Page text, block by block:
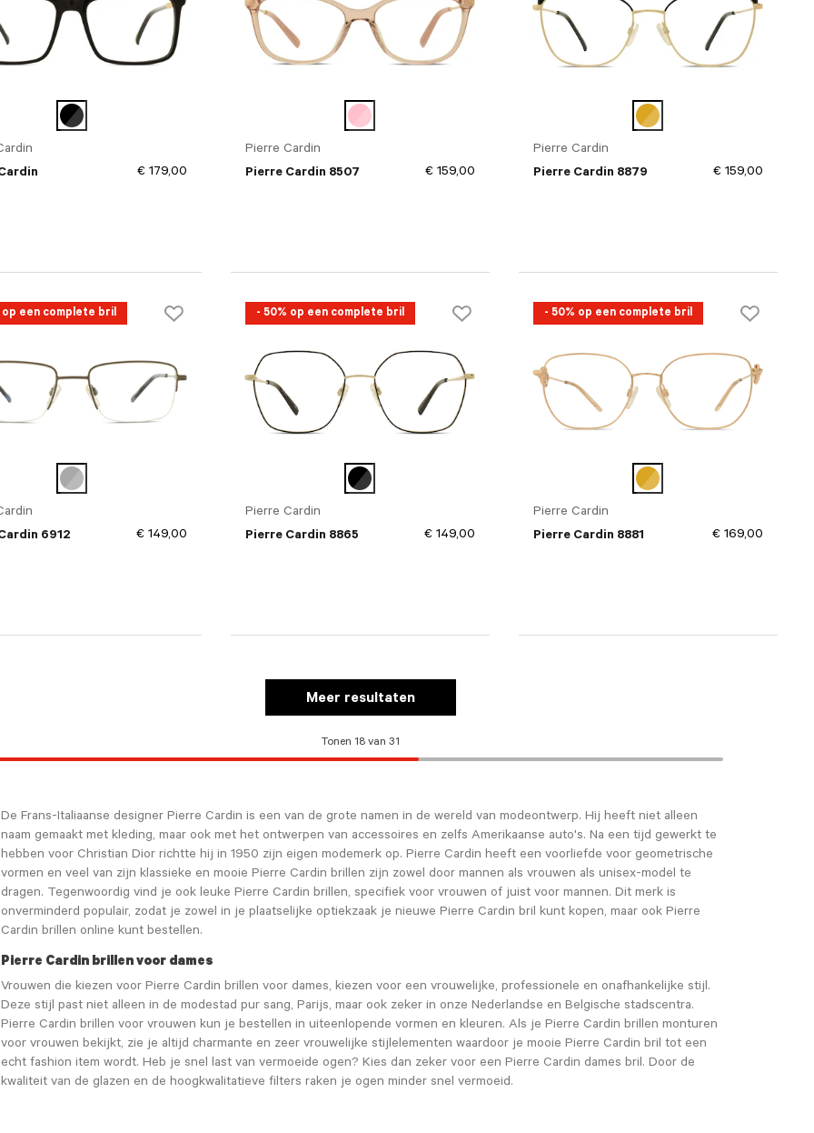
€ 179,00
Pierre Cardin
Pierre Cardin 8507
€ 159,00
Pierre Cardin
Pierre Cardin 8879
€ 159,00
op een complete bril
6912
€ 149,00
- 50% op een complete bril
Pierre Cardin
Pierre Cardin 8865
€ 149,00
- 50% op een complete bril
Pierre Cardin
Pierre Cardin 8881
€ 169,00
Meer resultaten
Tonen 18 van 31
De Frans-Italiaanse designer Pierre Cardin is een van de grote namen in de wereld van modeontwerp. Hij heeft niet alleen
naam gemaakt met kleding, maar ook met het ontwerpen van accessoires en zelfs Amerikaanse auto's. Na een tijd gewerkt te
hebben voor Christian Dior richtte hij in 1950 zijn eigen modemerk op. Pierre Cardin heeft een voorliefde voor geometrische
vormen en veel van zijn klassieke en mooie Pierre Cardin brillen zijn zowel door mannen als vrouwen als unisex-model te
dragen. Tegenwoordig vind je ook leuke Pierre Cardin brillen, specifiek voor vrouwen of juist voor mannen. Dit merk is
onverminderd populair, zodat je zowel in je plaatselijke optiekzaak je nieuwe Pierre Cardin bril kunt kopen, maar ook Pierre
Cardin brillen online kunt bestellen.
Pierre Cardin brillen voor dames
Vrouwen die kiezen voor Pierre Cardin brillen voor dames, kiezen voor een vrouwelijke, professionele en onafhankelijke stijl.
Deze stijl past niet alleen in de modestad pur sang, Parijs, maar ook zeker in onze Nederlandse en Belgische stadscentra.
Pierre Cardin brillen voor vrouwen kun je bestellen in uiteenlopende vormen en kleuren. Als je Pierre Cardin brillen monturen
voor vrouwen bekijkt, zie je altijd charmante en zeer vrouwelijke stijlelementen waardoor je mooie Pierre Cardin bril tot een
echt fashion item wordt. Heb je snel last van vermoeide ogen? Kies dan zeker voor een Pierre Cardin dames bril. Door de
kwaliteit van de glazen en de hoogkwalitatieve filters raken je ogen minder snel vermoeid.